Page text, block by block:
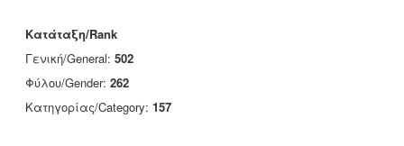
Κατάταξη/Rank
Γενική/General: 502
Φύλου/Gender: 262
Κατηγορίας/Category: 157